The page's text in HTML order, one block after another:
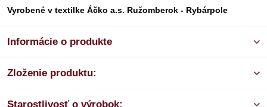
Vyrobené v textilke Áčko a.s. Ružomberok - Rybárpole
Informácie o produkte
Zloženie produktu:
Starostlivosť o výrobok: